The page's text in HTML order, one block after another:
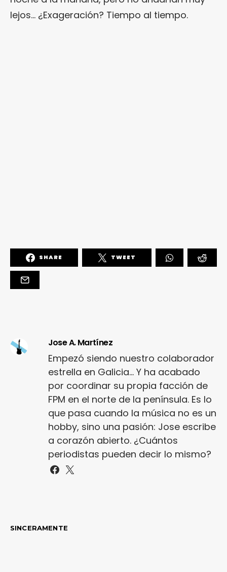
lejos… ¿Exageración? Tiempo al tiempo.
SHARE TWEET
Jose A. Martínez
Empezó siendo nuestro colaborador
estrella en Galicia... Y ha acabado
por coordinar su propia facción de
FPM en el norte de la península. Es lo
que pasa cuando la música no es un
hobby, sino una pasión: Jose escribe
a corazón abierto. ¿Cuántos
periodistas pueden decir lo mismo?
SINCERAMENTE